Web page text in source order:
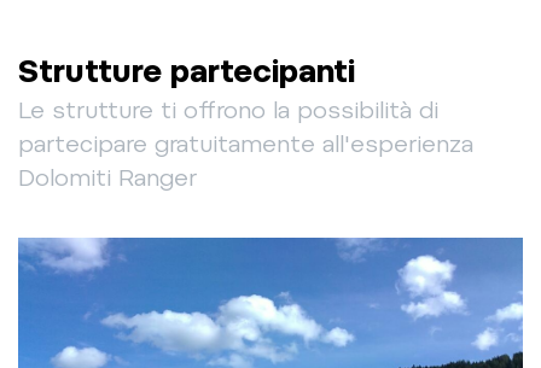
Strutture partecipanti
Le strutture ti offrono la possibilità di
partecipare gratuitamente all'esperienza
Dolomiti Ranger